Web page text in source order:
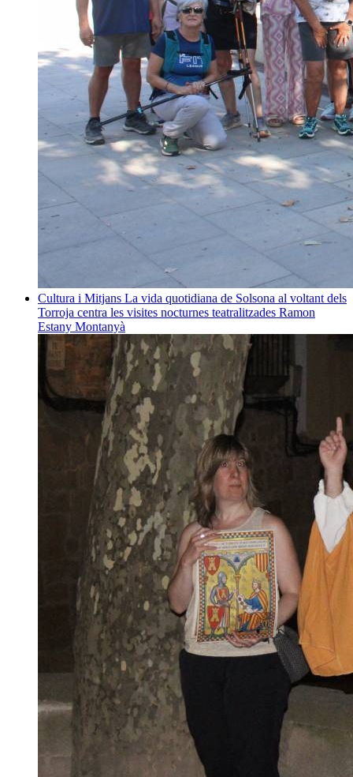
Cultura i Mitjans La vida quotidiana de Solsona al voltant dels
Torroja centra les visites nocturnes teatralitzades Ramon
Estany Montanyà